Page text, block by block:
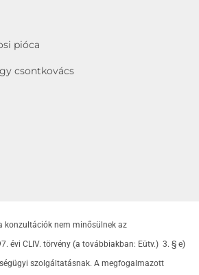
pióca
csontkovács
konzultációk nem minősülnek az
évi CLIV. törvény (a továbbiakban: Eütv.) 3. § e)
szolgáltatásnak. A megfogalmazott